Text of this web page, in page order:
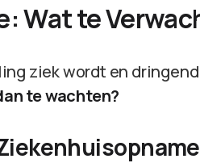
Wat te
ziek wordt en
te wachten?